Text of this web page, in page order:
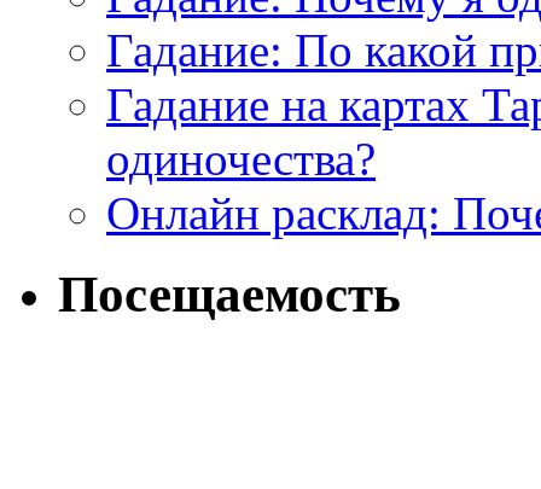
Гадание: По какой
Гадание на картах
одиночества?
Онлайн расклад:
Посещаемость